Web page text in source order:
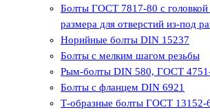
Болты ГОСТ 7817-80 с
размера для отверстий из-под
Норийные болты DIN 15237
Болты с мелким шагом резьбы
Рым-болты DIN 580, ГОСТ
Болты с фланцем DIN 6921
Т-образные болты ГОСТ 13152-